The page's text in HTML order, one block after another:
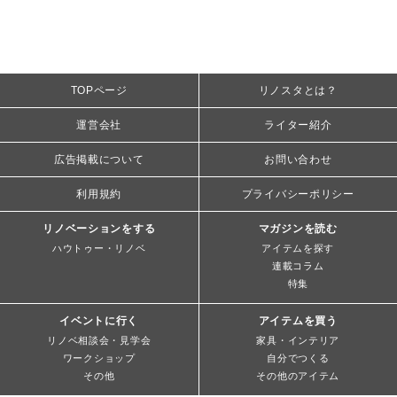
TOPページ リノスタとは？
運営会社 ライター紹介
広告掲載について お問い合わせ
利用規約 プライバシーポリシー
リノベーションをする
ハウトゥー・リノベ
マガジンを読む
アイテムを探す
連載コラム
特集
イベントに行く
リノベ相談会・見学会
ワークショップ
その他
アイテムを買う
家具・インテリア
自分でつくる
その他のアイテム